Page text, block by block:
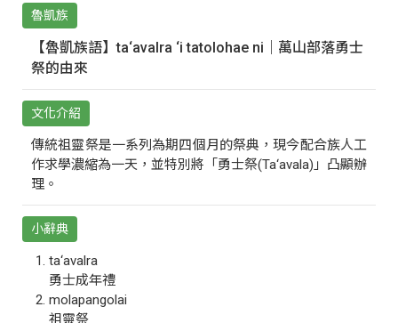
魯凱族
【魯凱族語】ta‘avalra ‘i tatolohae ni｜萬山部落勇士
祭的由來
文化介紹
傳統祖靈祭是一系列為期四個月的祭典，現今配合族人工
作求學濃縮為一天，並特別將「勇士祭(Ta‘avala)」凸顯辦
理。
小辭典
ta‘avalra
勇士成年禮
molapangolai
祖靈祭